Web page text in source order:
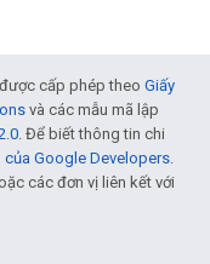
cấp phép theo Giấy
và các mẫu mã lập
. Để biết thông tin chi
của Google Developers.
các đơn vị liên kết với